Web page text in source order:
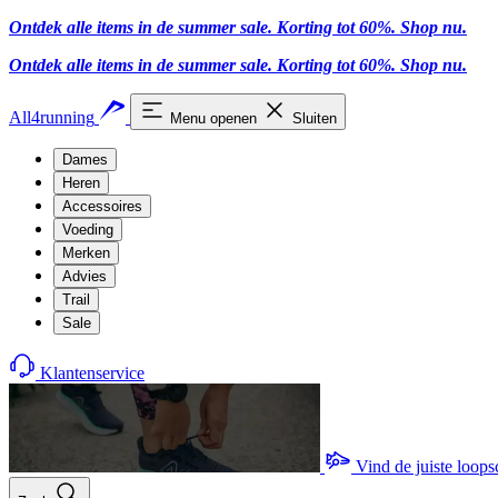
Ontdek alle items in de summer sale. Korting tot 60%. Shop nu.
Ontdek alle items in de summer sale. Korting tot 60%. Shop nu.
All4running Menu openen Sluiten
Dames
Heren
Accessoires
Voeding
Merken
Advies
Trail
Sale
Klantenservice
Vind de juiste